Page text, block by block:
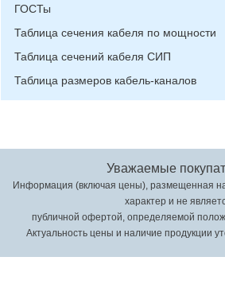
ГОСТы
Таблица сечения кабеля по мощности
Таблица сечений кабеля СИП
Таблица размеров кабель-каналов
Уважаемые
Информация (включая цены), размещенная
характер и не
публичной офертой, определяемой
Актуальность цены и наличие продукции